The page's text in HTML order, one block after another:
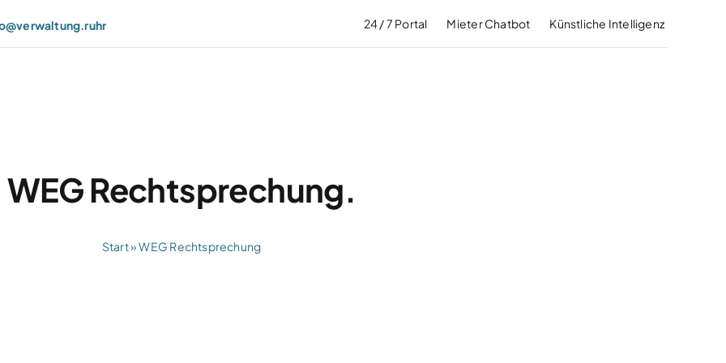
24 / 7 Portal Mieter Chatbot Künstliche Intelligenz
WEG Rechtsprechung.
Start»WEG Rechtsprechung